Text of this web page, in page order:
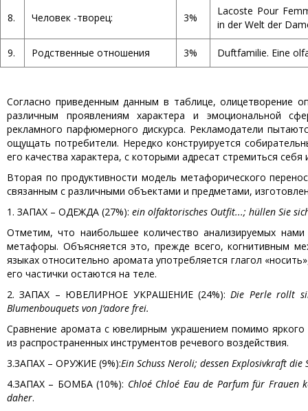
8. Человек -творец: 3%
Lacoste Pour
in der Welt der
9. Родственные отношения 3% Duftfamilie. Eine
Согласно приведенным данным в таблице, олицетворение
различным проявлениям характера и эмоциональной
рекламного парфюмерного дискурса. Рекламодатели
ощущать потребители. Нередко конструируется
его качества характера, с которыми адресат стремиться
Вторая по продуктивности модель метафорического
связанным с различными объектами и предметами,
1. ЗАПАХ – ОДЕЖДА (27%): ein olfaktorisches Outfit...; hüllen Sie
Отметим, что наибольшее количество анализируемых
метафоры. Объясняется это, прежде всего, когнитивным
языках относительно аромата употребляется глагол
его частички остаются на теле.
2. ЗАПАХ – ЮВЕЛИРНОЕ УКРАШЕНИЕ (24%):Die Perle rollt
Blumenbouquets von J‘adore frei.
Сравнение аромата с ювелирным украшением помимо
из распространенных инструментов речевого воздействия.
3.ЗАПАХ – ОРУЖИЕ (9%):Ein Schuss Neroli; dessen Explosivkraft die
4.ЗАПАХ – БОМБА (10%): Chloé Chloé Eau de Parfum für Frauen
daher.